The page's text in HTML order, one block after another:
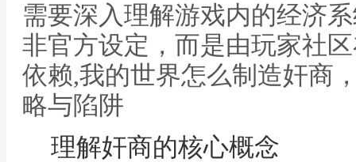
需要深入理解游戏内的经济
非官方设定，而是由玩家社
依赖,我的世界怎么制造奸商
略与陷阱
理解奸商的核心概念